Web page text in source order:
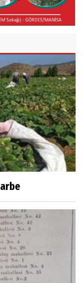
Ruhuma
İLKER